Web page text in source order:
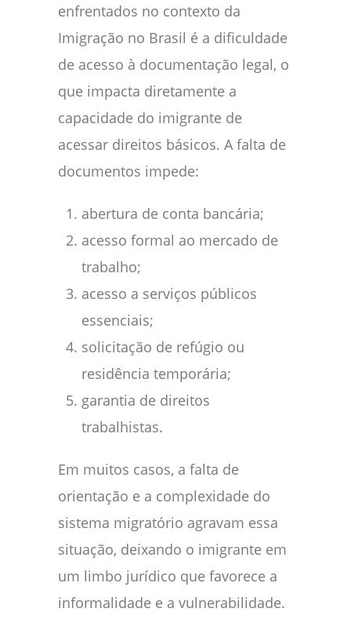
enfrentados no contexto da
Imigração no Brasil é a dificuldade
de acesso à documentação legal, o
que impacta diretamente a
capacidade do imigrante de
acessar direitos básicos. A falta de
documentos impede:
abertura de conta bancária;
acesso formal ao mercado de
trabalho;
acesso a serviços públicos
essenciais;
solicitação de refúgio ou
residência temporária;
garantia de direitos
trabalhistas.
Em muitos casos, a falta de
orientação e a complexidade do
sistema migratório agravam essa
situação, deixando o imigrante em
um limbo jurídico que favorece a
informalidade e a vulnerabilidade.